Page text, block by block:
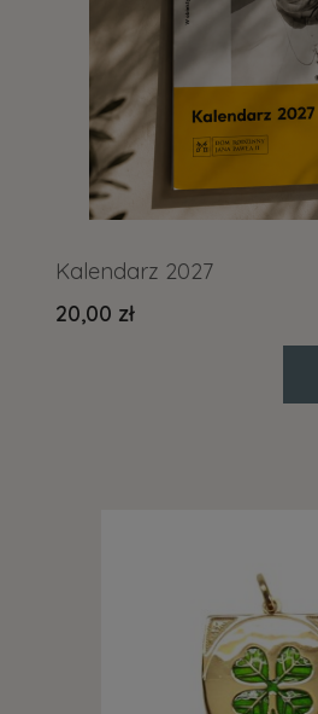
Kalendarz 2027
20,00 zł